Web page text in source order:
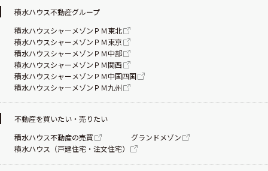
積水ハウス不動産グループ
積水ハウスシャーメゾンＰＭ東北
積水ハウスシャーメゾンＰＭ東京
積水ハウスシャーメゾンＰＭ中部
積水ハウスシャーメゾンＰＭ関西
積水ハウスシャーメゾンＰＭ中国四国
積水ハウスシャーメゾンＰＭ九州
不動産を買いたい・売りたい
積水ハウス不動産の売買
グランドメゾン
積水ハウス（戸建住宅・注文住宅）